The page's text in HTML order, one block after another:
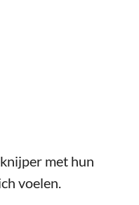
met hun
voelen.